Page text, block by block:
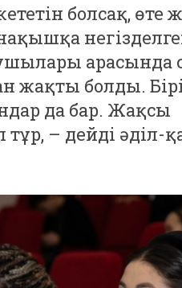
болсақ, өте
арасында
болды. Бірі
да бар. Жақсы
– дейді әділ-